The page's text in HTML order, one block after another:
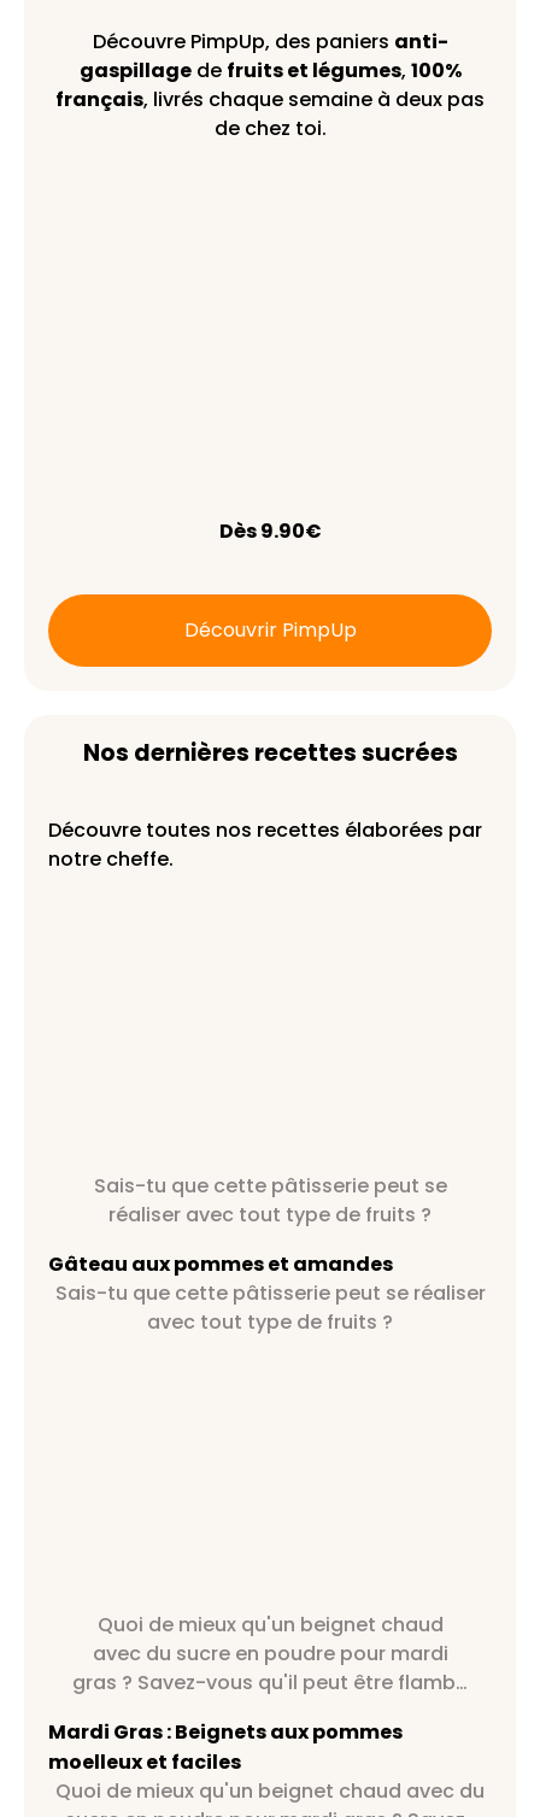
Découvre PimpUp, des paniers anti-
gaspillagede fruits et légumes, 100%
français, livrés chaque semaine à deux pas
de chez toi.
Dès 9.90€
Découvrir PimpUp
Nos dernières recettes sucrées
Découvre toutes nos recettes élaborées par
notre cheffe.
Sais-tu que cette pâtisserie peut se
réaliser avec tout type de fruits ?
Gâteau aux pommes et amandes
Sais-tu que cette pâtisserie peut se réaliser
avec tout type de fruits ?
Quoi de mieux qu'un beignet chaud
avec du sucre en poudre pour mardi
gras ? Savez-vous qu'il peut être flambé
Mardi Gras : Beignets aux pommes
moelleux et faciles
Quoi de mieux qu'un beignet chaud avec du